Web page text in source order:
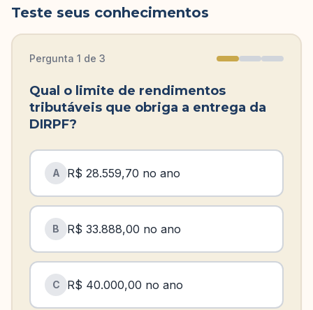
Teste seus conhecimentos
Pergunta 1 de 3
Qual o limite de rendimentos
tributáveis que obriga a entrega da
DIRPF?
A R$ 28.559,70 no ano
B R$ 33.888,00 no ano
C R$ 40.000,00 no ano